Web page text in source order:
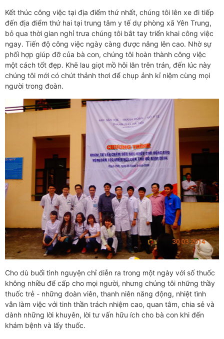
Kết thúc công việc tại địa điểm thứ nhất, chúng tôi lên xe đi tiếp
đến địa điểm thứ hai tại trung tâm y tế dự phòng xã Yên Trung,
bỏ qua thời gian nghỉ trưa chúng tôi bắt tay triển khai công việc
ngay. Tiến độ công việc ngày càng được nâng lên cao. Nhờ sự
phối hợp giúp đỡ của bà con, chúng tôi hoàn thành công việc
một cách tốt đẹp. Khẽ lau giọt mồ hôi lăn trên trán, đến lúc này
chúng tôi mới có chút thảnh thơi để chụp ảnh kỉ niệm cùng mọi
người trong đoàn.
Cho dù buổi tình nguyện chỉ diễn ra trong một ngày với số thuốc
không nhiều để cấp cho mọi người, nhưng chúng tôi những thầy
thuốc trẻ - những đoàn viên, thanh niên năng động, nhiệt tình
vẫn làm việc với tinh thần trách nhiệm cao, quan tâm, chia sẻ và
dành những lời khuyên, lời tư vấn hữu ích cho bà con khi đến
khám bệnh và lấy thuốc.